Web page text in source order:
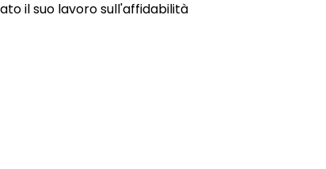
il suo lavoro sull'affidabilità